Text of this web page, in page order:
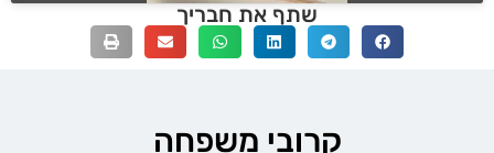
שתף את חבריך
קרובי משפחה